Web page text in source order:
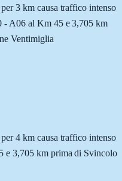
3 km causa traffico intenso
- A06 al Km 45 e 3,705 km
Ventimiglia
4 km causa traffico intenso
e 3,705 km prima di Svincolo